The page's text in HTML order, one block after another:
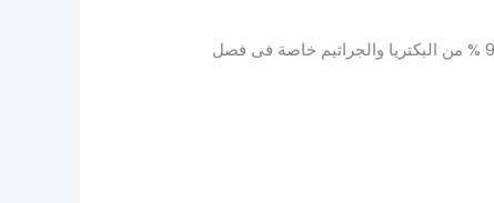
الفلتر يساعد فى الحفاظ على الهواء نقيا من الأتربة والأدخنة وتصل قدرته على التنظيف إلى حجب ما يصل إلى 99 % من البكتريا والجراثيم خاصة فى فصل